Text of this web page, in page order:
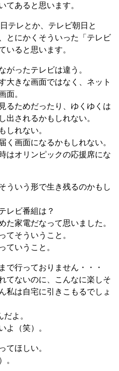
てあると思います。
テレとか、テレビ朝日と
とにかくそういった「テレビ
いると思います。
がったテレビは違う。
大きな画面ではなく、ネット
面。
るためだったり、ゆくゆくは
出されるかもしれない。
しれない。
く画面になるかもしれない。
はオリンピックの応援席にな
ういう形で生き残るのかもし
レビ番組は？
た家電だなって思いました。
てそういうこと。
ていうこと。
で行っておりません・・・
てないのに、こんなに楽しそ
私は自宅に引きこもるでしょ
よ。
よ（笑）。
てほしい。
。